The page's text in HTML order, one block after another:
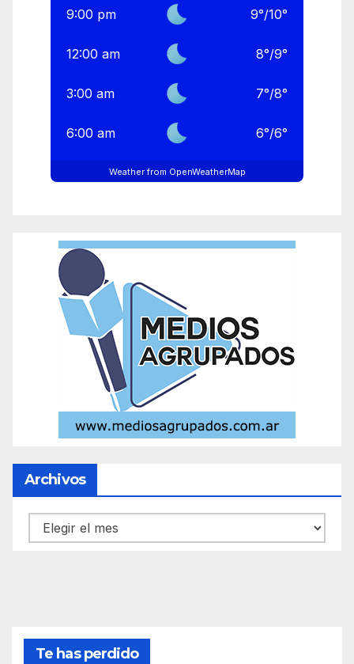
9:00 pm 9°/10°
12:00 am 8°/9°
3:00 am 7°/8°
6:00 am 6°/6°
Weather from OpenWeatherMap
Archivos
Archivos
Te has perdido